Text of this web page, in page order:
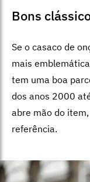
Bons
Se o casaco de
mais
tem uma boa
dos anos 2000
abre mão do
referência.